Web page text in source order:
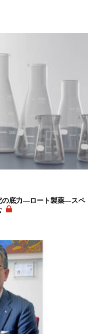
の底力―ロート製薬―スペ